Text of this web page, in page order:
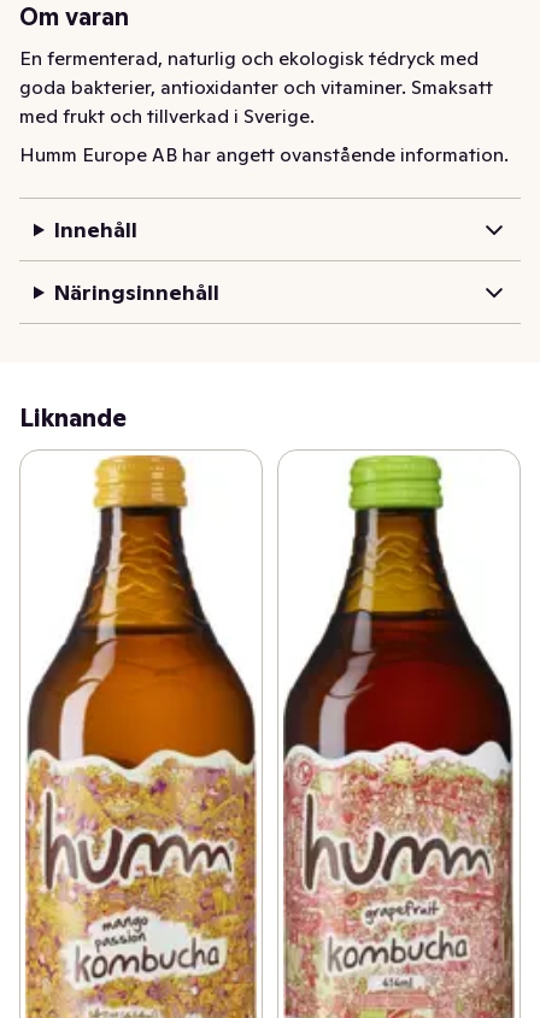
Om varan
En fermenterad, naturlig och ekologisk tédryck med
goda bakterier, antioxidanter och vitaminer. Smaksatt
med frukt och tillverkad i Sverige.
Humm Europe AB har angett ovanstående information.
Innehåll
Näringsinnehåll
Liknande